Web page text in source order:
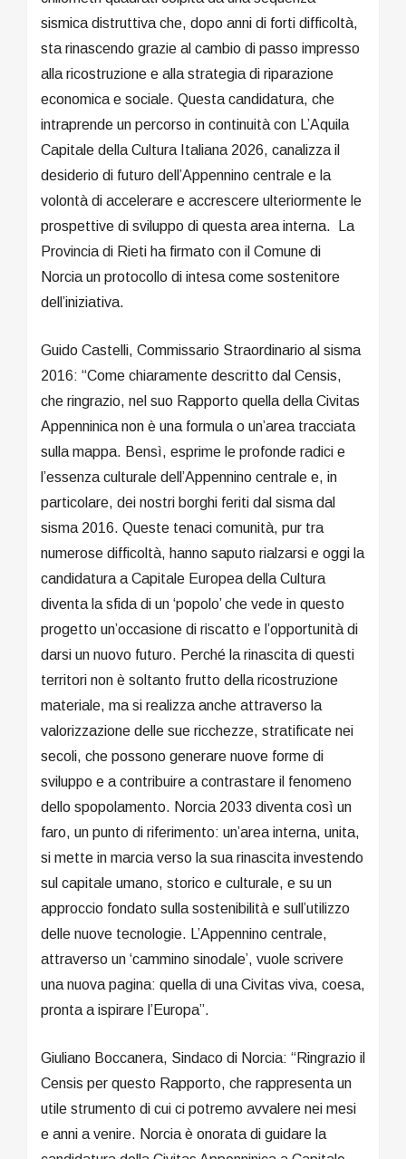
sismica distruttiva che, dopo anni di forti difficoltà,
sta rinascendo grazie al cambio di passo impresso
alla ricostruzione e alla strategia di riparazione
economica e sociale. Questa candidatura, che
intraprende un percorso in continuità con L’Aquila
Capitale della Cultura Italiana 2026, canalizza il
desiderio di futuro dell’Appennino centrale e la
volontà di accelerare e accrescere ulteriormente le
prospettive di sviluppo di questa area interna. La
Provincia di Rieti ha firmato con il Comune di
Norcia un protocollo di intesa come sostenitore
dell’iniziativa.
Guido Castelli, Commissario Straordinario al sisma
2016: “Come chiaramente descritto dal Censis,
che ringrazio, nel suo Rapporto quella della Civitas
Appenninica non è una formula o un’area tracciata
sulla mappa. Bensì, esprime le profonde radici e
l’essenza culturale dell’Appennino centrale e, in
particolare, dei nostri borghi feriti dal sisma dal
sisma 2016. Queste tenaci comunità, pur tra
numerose difficoltà, hanno saputo rialzarsi e oggi la
candidatura a Capitale Europea della Cultura
diventa la sfida di un ‘popolo’ che vede in questo
progetto un’occasione di riscatto e l’opportunità di
darsi un nuovo futuro. Perché la rinascita di questi
territori non è soltanto frutto della ricostruzione
materiale, ma si realizza anche attraverso la
valorizzazione delle sue ricchezze, stratificate nei
secoli, che possono generare nuove forme di
sviluppo e a contribuire a contrastare il fenomeno
dello spopolamento. Norcia 2033 diventa così un
faro, un punto di riferimento: un’area interna, unita,
si mette in marcia verso la sua rinascita investendo
sul capitale umano, storico e culturale, e su un
approccio fondato sulla sostenibilità e sull’utilizzo
delle nuove tecnologie. L’Appennino centrale,
attraverso un ‘cammino sinodale’, vuole scrivere
una nuova pagina: quella di una Civitas viva, coesa,
pronta a ispirare l’Europa”.
Giuliano Boccanera, Sindaco di Norcia: “Ringrazio il
Censis per questo Rapporto, che rappresenta un
utile strumento di cui ci potremo avvalere nei mesi
e anni a venire. Norcia è onorata di guidare la